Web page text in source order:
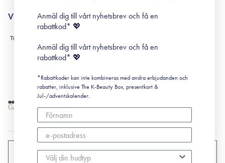
Black Friday
Villkor
Leverans & Retur
Köpvillkor
Prenumerationsvillkor
Cookiepolicy
SVERIGE
Anmäl dig till vårt nyhetsbrev och få en
rabattkod* 💖
Anmäl dig till vårt nyhetsbrev och få en
rabattkod* 💖
*Rabattkoder kan inte kombineras med andra erbjudanden och
rabatter, inklusive The K-Beauty Box, presentkort &
Jul-/adventskalender.